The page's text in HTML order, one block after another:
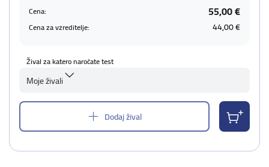
Cena: 55,00 €
Cena za vzreditelje: 44,00 €
Žival za katero naročate test
Moje živali
Dodaj žival